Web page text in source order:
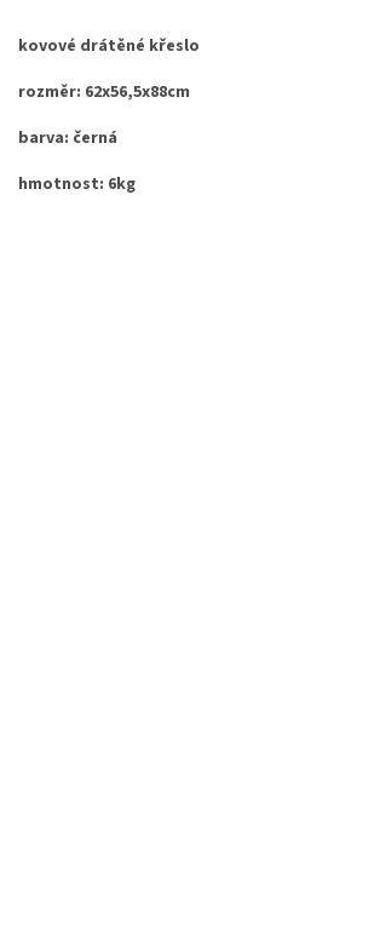
kovové drátěné křeslo
rozměr: 62x56,5x88cm
barva: černá
hmotnost: 6kg